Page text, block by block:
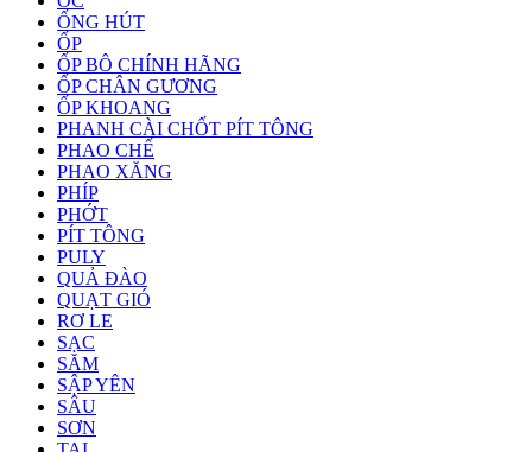
ỐNG HÚT
ỐP
ỐP BÔ CHÍNH HÃNG
ỐP CHÂN GƯƠNG
ỐP KHOANG
PHANH CÀI CHỐT PÍT TÔNG
PHAO CHẾ
PHAO XĂNG
PHÍP
PHỚT
PÍT TÔNG
PULY
QUẢ ĐÀO
QUẠT GIÓ
RƠ LE
SẠC
SĂM
SẬP YÊN
SÂU
SƠN